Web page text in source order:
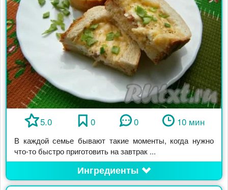
5.0 0 0 10 мин
В каждой семье бывают такие моменты, когда нужно
что-то быстро приготовить на завтрак ...
Ингредиенты